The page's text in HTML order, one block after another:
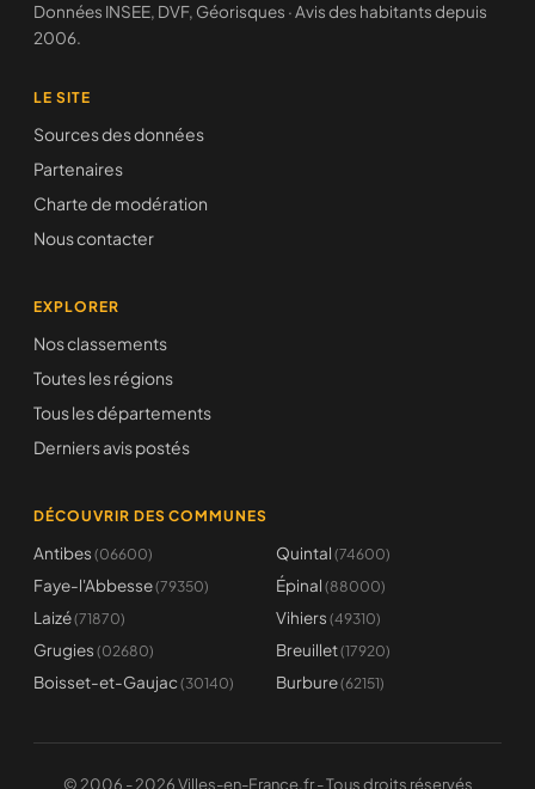
Données INSEE, DVF, Géorisques · Avis des habitants depuis
2006.
LE SITE
Sources des données
Partenaires
Charte de modération
Nous contacter
EXPLORER
Nos classements
Toutes les régions
Tous les départements
Derniers avis postés
DÉCOUVRIR DES COMMUNES
Antibes (06600) Quintal (74600)
Faye-l'Abbesse(79350) Épinal (88000)
Laizé(71870) Vihiers (49310)
Grugies (02680) Breuillet(17920)
Boisset-et-Gaujac (30140) Burbure(62151)
© 2006 - 2026 Villes-en-France.fr - Tous droits réservés